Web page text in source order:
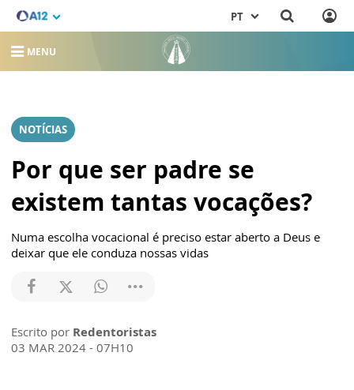
PT
MENU
NOTÍCIAS
Por que ser padre se
existem tantas vocações?
Numa escolha vocacional é preciso estar aberto a Deus e
deixar que ele conduza nossas vidas
Escrito por Redentoristas
03 MAR 2024 - 07H10